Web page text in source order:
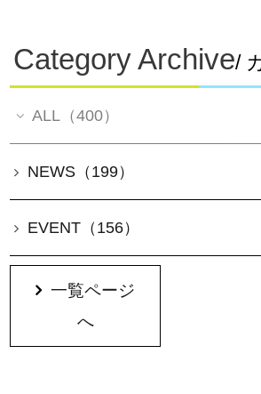
Category Archive/
ALL（400）
NEWS（199）
EVENT（156）
一覧ページ
へ